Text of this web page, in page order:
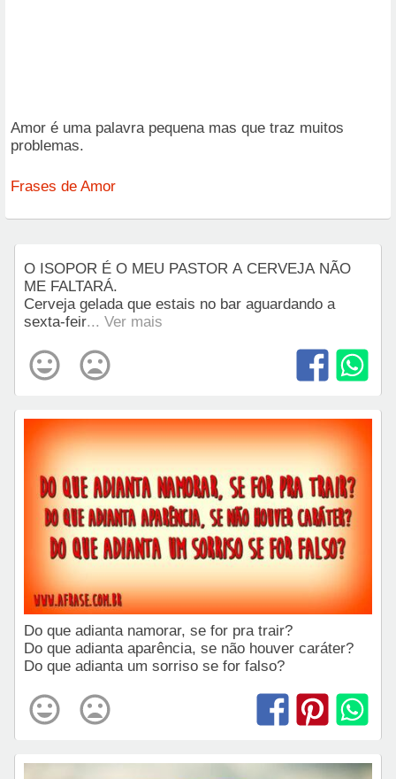
Amor é uma palavra pequena mas que traz muitos
problemas.
Frases de Amor
O ISOPOR É O MEU PASTOR A CERVEJA NÃO
ME FALTARÁ.
Cerveja gelada que estais no bar aguardando a
sexta-feir... Ver mais
Do que adianta namorar, se for pra trair?
Do que adianta aparência, se não houver caráter?
Do que adianta um sorriso se for falso?